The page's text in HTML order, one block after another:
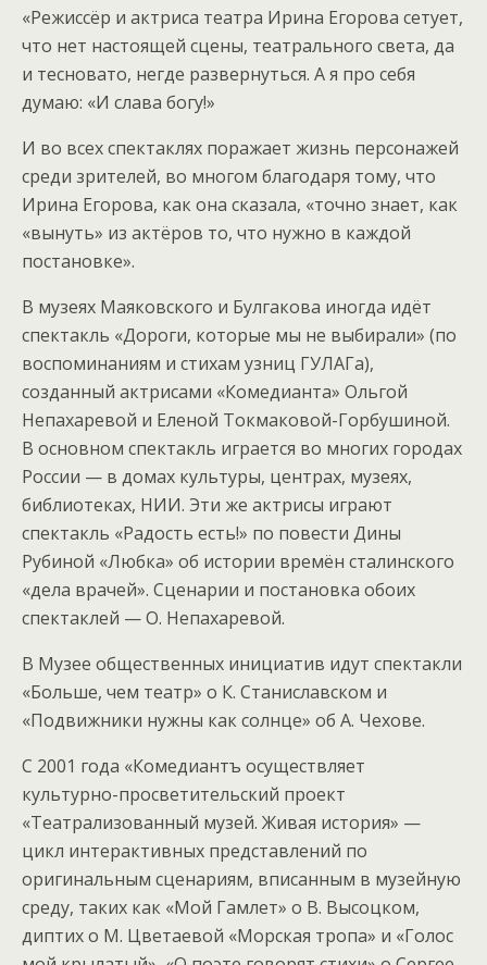
«Режиссёр и актриса театра Ирина Егорова сетует,
что нет настоящей сцены, театрального света, да
и тесновато, негде развернуться. А я про себя
думаю: «И слава богу!»
И во всех спектаклях поражает жизнь персонажей
среди зрителей, во многом благодаря тому, что
Ирина Егорова, как она сказала, «точно знает, как
«вынуть» из актёров то, что нужно в каждой
постановке».
В музеях Маяковского и Булгакова иногда идёт
спектакль «Дороги, которые мы не выбирали» (по
воспоминаниям и стихам узниц ГУЛАГа),
созданный актрисами «Комедианта» Ольгой
Непахаревой и Еленой Токмаковой-Горбушиной.
В основном спектакль играется во многих городах
России — в домах культуры, центрах, музеях,
библиотеках, НИИ. Эти же актрисы играют
спектакль «Радость есть!» по повести Дины
Рубиной «Любка» об истории времён сталинского
«дела врачей». Сценарии и постановка обоих
спектаклей — О. Непахаревой.
В Музее общественных инициатив идут спектакли
«Больше, чем театр» о К. Станиславском и
«Подвижники нужны как солнце» об А. Чехове.
С 2001 года «Комедиантъ осуществляет
культурно-просветительский проект
«Театрализованный музей. Живая история» —
цикл интерактивных представлений по
оригинальным сценариям, вписанным в музейную
среду, таких как «Мой Гамлет» о В. Высоцком,
диптих о М. Цветаевой «Морская тропа» и «Голос